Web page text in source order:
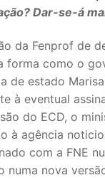
Dar-se-á
da Fenprof de
forma como o
de estado
à eventual
do ECD, o
à agência
com a FNE
numa nova